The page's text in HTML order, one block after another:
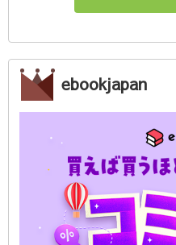
ebookjapan